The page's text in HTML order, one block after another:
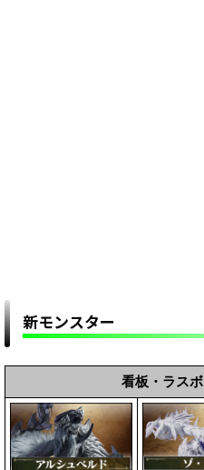
新モンスター
看板・ラス